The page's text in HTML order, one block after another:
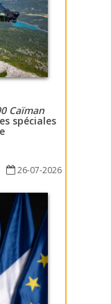
Caïman
spéciales
26-07-2026